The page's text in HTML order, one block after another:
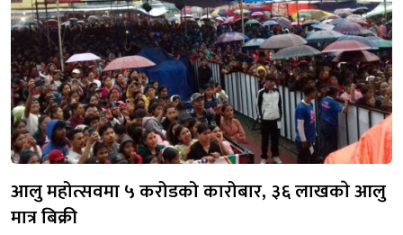
आलु महोत्सवमा ५ करोडको कारोबार, ३६ लाखकाे आलु
मात्र बिक्री